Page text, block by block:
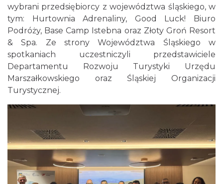
wybrani przedsiębiorcy z województwa śląskiego, w
tym: Hurtownia Adrenaliny, Good Luck! Biuro
Podróży, Base Camp Istebna oraz Złoty Groń Resort
& Spa. Ze strony Województwa Śląskiego w
spotkaniach uczestniczyli przedstawiciele
Departamentu Rozwoju Turystyki Urzędu
Marszałkowskiego oraz Śląskiej Organizacji
Turystycznej.